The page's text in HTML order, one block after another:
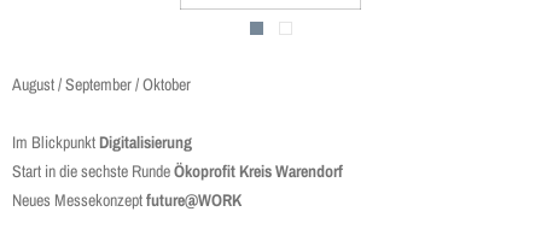
August / September / Oktober
Im Blickpunkt Digitalisierung
Start in die sechste RundeÖkoprofit Kreis Warendorf
Neues Messekonzeptfuture@WORK